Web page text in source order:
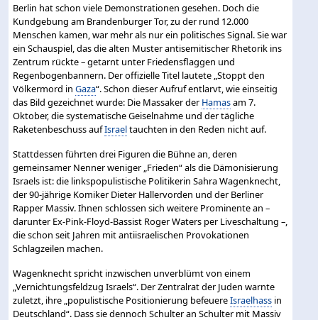
Berlin hat schon viele Demonstrationen gesehen. Doch die
Kundgebung am Brandenburger Tor, zu der rund 12.000
Menschen kamen, war mehr als nur ein politisches Signal. Sie war
ein Schauspiel, das die alten Muster antisemitischer Rhetorik ins
Zentrum rückte – getarnt unter Friedensflaggen und
Regenbogenbannern. Der offizielle Titel lautete „Stoppt den
Völkermord inGaza“. Schon dieser Aufruf entlarvt, wie einseitig
das Bild gezeichnet wurde: Die Massaker der Hamasam 7.
Oktober, die systematische Geiselnahme und der tägliche
Raketenbeschuss aufIsraeltauchten in den Reden nicht auf.
Stattdessen führten drei Figuren die Bühne an, deren
gemeinsamer Nenner weniger „Frieden“ als die Dämonisierung
Israels ist: die linkspopulistische Politikerin Sahra Wagenknecht,
der 90-jährige Komiker Dieter Hallervorden und der Berliner
Rapper Massiv. Ihnen schlossen sich weitere Prominente an –
darunter Ex-Pink-Floyd-Bassist Roger Waters per Liveschaltung –,
die schon seit Jahren mit antiisraelischen Provokationen
Schlagzeilen machen.
Wagenknecht spricht inzwischen unverblümt von einem
„Vernichtungsfeldzug Israels“. Der Zentralrat der Juden warnte
zuletzt, ihre „populistische Positionierung befeuereIsraelhass in
Deutschland“. Dass sie dennoch Schulter an Schulter mit Massiv